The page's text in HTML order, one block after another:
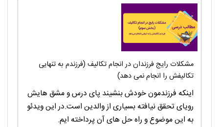
مشکلات رایج فرزندان در انجام تکالیف (فرزندم به تنهایی
تکالیفش را انجام نمی ‎دهد)
اینکه فرزندمون خودش بنشیند پای درس و مشق هایش
رویای تحقق نیافته بسیاری از والدین است.در این ویدئو
به این موضوع و راه حل های آن پرداخته ایم.